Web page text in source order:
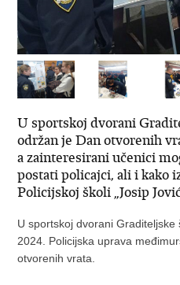
U sportskoj dvorani
održan je Dan otvorenih
a zainteresirani učenici
postati policajci, ali i kako
Policijskoj školi „Josip
U sportskoj dvorani
2024. Policijska uprava
otvorenih vrata.